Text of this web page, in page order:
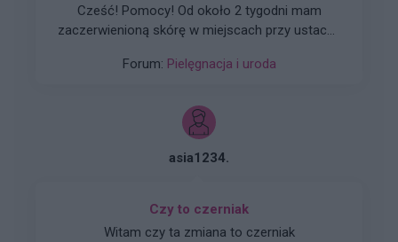
Cześć! Pomocy! Od około 2 tygodni mam
zaczerwienioną skórę w miejscach przy ustach i
zdjęciu. Próbowałam stosować maść tribiotic z
może być i jak się tego pozbyć? Dermatolog
dopiero za tydzień…
Forum: Pielęgnacja i uroda
asia1234.
Czy to czerniak
Witam czy ta zmiana to czerniak